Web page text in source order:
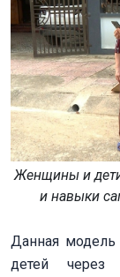
Женщины и
и навыки
Данная модель
детей через